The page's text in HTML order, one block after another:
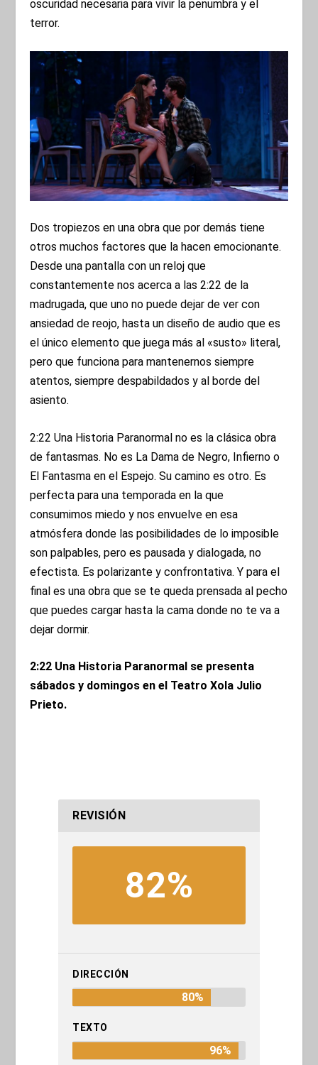
oscuridad necesaria para vivir la penumbra y el
terror.
Dos tropiezos en una obra que por demás tiene
otros muchos factores que la hacen emocionante.
Desde una pantalla con un reloj que
constantemente nos acerca a las 2:22 de la
madrugada, que uno no puede dejar de ver con
ansiedad de reojo, hasta un diseño de audio que es
el único elemento que juega más al «susto» literal,
pero que funciona para mantenernos siempre
atentos, siempre despabildados y al borde del
asiento.
2:22 Una Historia Paranormal no es la clásica obra
de fantasmas. No es La Dama de Negro, Infierno o
El Fantasma en el Espejo. Su camino es otro. Es
perfecta para una temporada en la que
consumimos miedo y nos envuelve en esa
atmósfera donde las posibilidades de lo imposible
son palpables, pero es pausada y dialogada, no
efectista. Es polarizante y confrontativa. Y para el
final es una obra que se te queda prensada al pecho
que puedes cargar hasta la cama donde no te va a
dejar dormir.
2:22 Una Historia Paranormal se presenta
sábados y domingos en el Teatro Xola Julio
Prieto.
REVISIÓN
82%
DIRECCIÓN
80%
TEXTO
96%